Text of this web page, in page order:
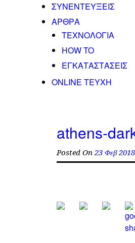
ΣΥΝΕΝΤΕΥΞΕΙΣ
ΑΡΘΡΑ
ΤΕΧΝΟΛΟΓΙΑ
HOW TO
ΕΓΚΑΤΑΣΤΑΣΕΙΣ
ONLINE TEYXH
athens-
Posted On 23 Φεβ 2018